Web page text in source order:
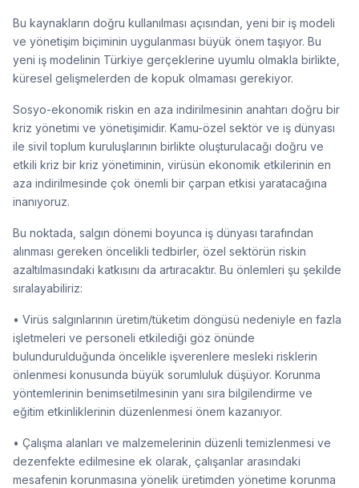
Bu kaynakların doğru kullanılması açısından, yeni bir iş modeli
ve yönetişim biçiminin uygulanması büyük önem taşıyor. Bu
yeni iş modelinin Türkiye gerçeklerine uyumlu olmakla birlikte,
küresel gelişmelerden de kopuk olmaması gerekiyor.
Sosyo-ekonomik riskin en aza indirilmesinin anahtarı doğru bir
kriz yönetimi ve yönetişimidir. Kamu-özel sektör ve iş dünyası
ile sivil toplum kuruluşlarının birlikte oluşturulacağı doğru ve
etkili kriz bir kriz yönetiminin, virüsün ekonomik etkilerinin en
aza indirilmesinde çok önemli bir çarpan etkisi yaratacağına
inanıyoruz.
Bu noktada, salgın dönemi boyunca iş dünyası tarafından
alınması gereken öncelikli tedbirler, özel sektörün riskin
azaltılmasındaki katkısını da artıracaktır. Bu önlemleri şu şekilde
sıralayabiliriz:
• Virüs salgınlarının üretim/tüketim döngüsü nedeniyle en fazla
işletmeleri ve personeli etkilediği göz önünde
bulundurulduğunda öncelikle işverenlere mesleki risklerin
önlenmesi konusunda büyük sorumluluk düşüyor. Korunma
yöntemlerinin benimsetilmesinin yanı sıra bilgilendirme ve
eğitim etkinliklerinin düzenlenmesi önem kazanıyor.
• Çalışma alanları ve malzemelerinin düzenli temizlenmesi ve
dezenfekte edilmesine ek olarak, çalışanlar arasındaki
mesafenin korunmasına yönelik üretimden yönetime korunma